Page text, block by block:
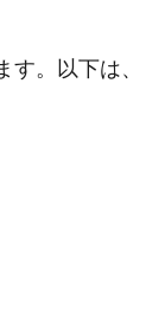
。以下は、